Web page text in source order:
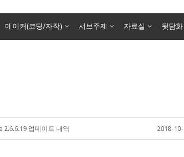
메이커(코딩/자작) 서브주제 자료실 뒷담화
2.6.6.19 업데이트 내역 2018-